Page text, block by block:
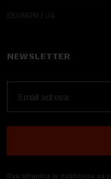
EKONOM I JA
NEWSLETTER
Ova stranica je zaštićena sa